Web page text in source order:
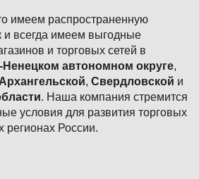
имеем распространенную
и всегда имеем выгодные
и торговых сетей в
автономном округе,
Архангельской, Свердловской и
. Наша компания стремится
условия для развития торговых
регионах России.